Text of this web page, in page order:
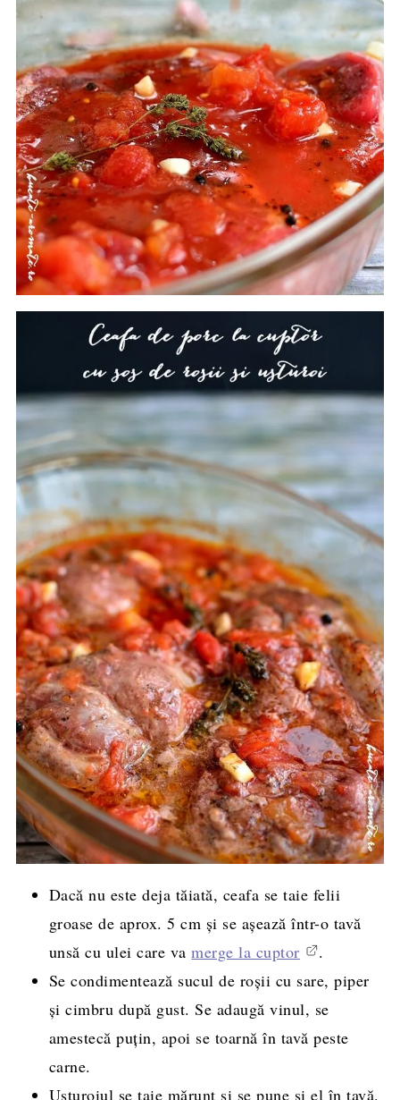
Dacă nu este deja tăiată, ceafa se taie felii
groase de aprox. 5 cm și se aşează într-o tavă
unsă cu ulei care vamerge la cuptor
.
Se condimentează sucul de roşii cu sare, piper
şi cimbru după gust. Se adaugă vinul, se
amestecă puțin, apoi se toarnă în tavă peste
carne.
Usturoiul se taie mărunt şi se pune şi el în tavă.